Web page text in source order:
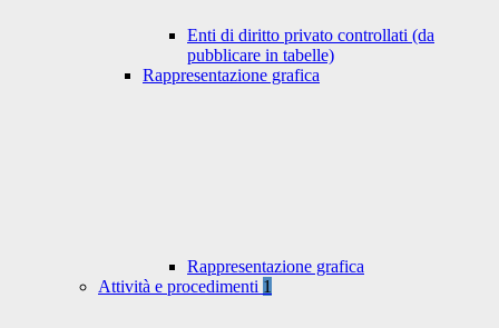
Enti di diritto privato controllati (da
pubblicare in tabelle)
Rappresentazione grafica
Rappresentazione grafica
Attività e procedimenti 1